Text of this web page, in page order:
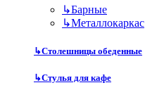
↳Барные
↳Металлокаркас
↳Столешницы обеденные
↳Стулья для кафе